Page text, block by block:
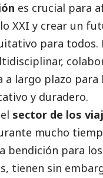
es crucial para
XXI y crear un
para todos.
a largo plazo para
y duradero.
sector de los
mucho
bendición para
tienen sin